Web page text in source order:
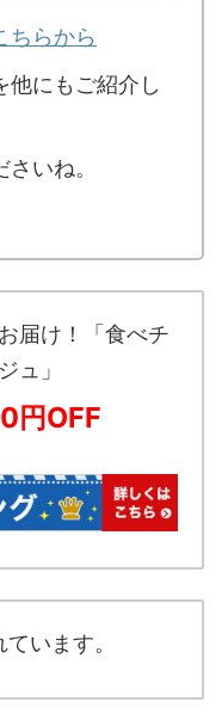
ちらから
他にもご紹介し
いね。
届け！「食べチ
ュ」
円OFF
います。